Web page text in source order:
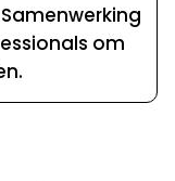
Samenwerking
om